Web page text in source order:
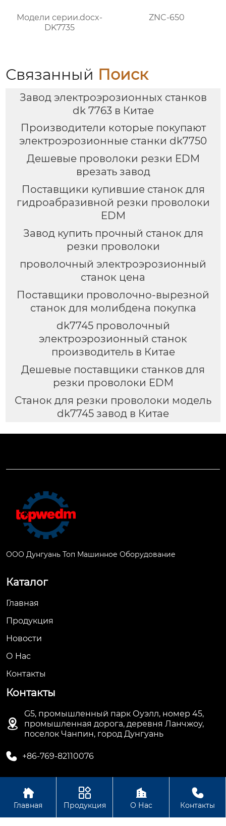
Модели серии.docx-
DK7735
ZNC-650
Связанный Поиск
Завод электроэрозионных станков
dk 7763 в Китае
Производители которые покупают
электроэрозионные станки dk7750
Дешевые проволоки резки EDM
врезать завод
Поставщики купившие станок для
гидроабразивной резки проволоки
EDM
Завод купить прочный станок для
резки проволоки
проволочный электроэрозионный
станок цена
Поставщики проволочно-вырезной
станок для молибдена покупка
dk7745 проволочный
электроэрозионный станок
производитель в Китае
Дешевые поставщики станков для
резки проволоки EDM
Станок для резки проволоки модель
dk7745 завод в Китае
ООО Дунгуань Топ Машинное Оборудование
Каталог
Главная
Продукция
Новости
О Hас
Контакты
Контакты

G5, промышленный парк Оуэлл, номер 45,
промышленная дорога, деревня Ланчжоу,
поселок Чанпин, город Дунгуань
 +86-769-82110076
Авторское право©ООО Дунгуань Топ Машинное
Оборудование

Главная

Продукция

О Нас

Контакты